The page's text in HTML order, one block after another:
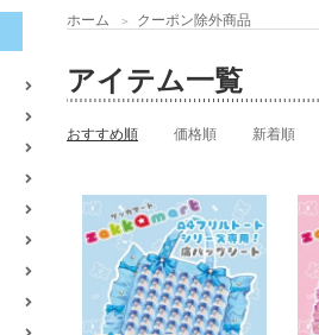
ホーム ＞ クーポン除外商品
アイテム一覧
おすすめ順 価格順
新着順